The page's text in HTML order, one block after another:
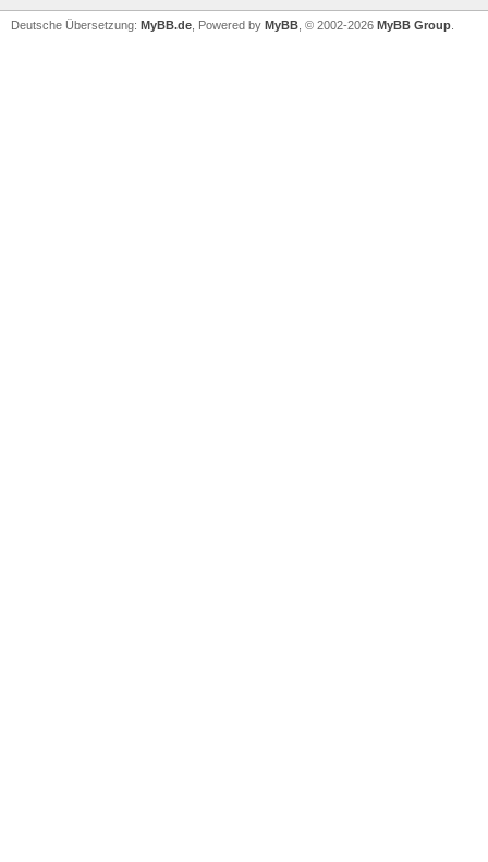
Deutsche Übersetzung: MyBB.de , Powered by MyBB , © 2002-2026 MyBB Group